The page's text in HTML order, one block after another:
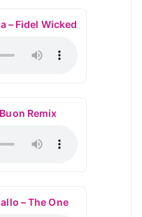
– Fidel Wicked
Remix
– The One